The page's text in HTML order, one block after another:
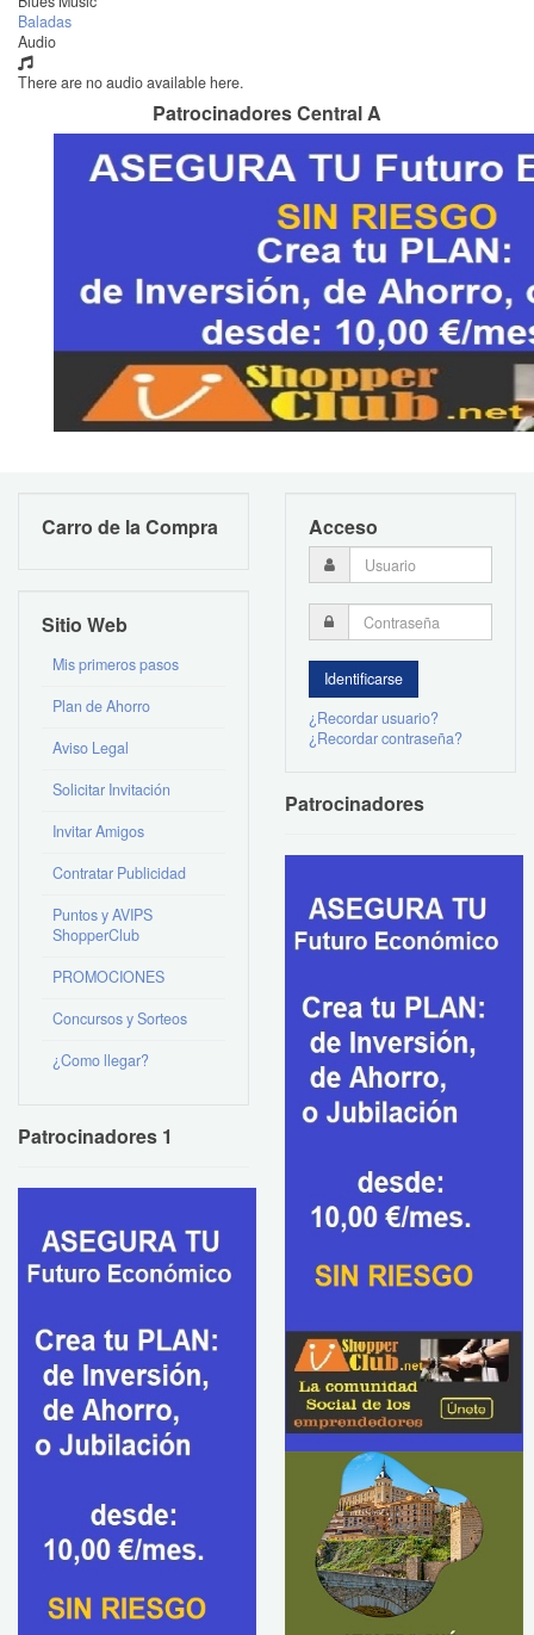
Baladas
Audio
There are no audio available here.
Patrocinadores Central A
Carro de la Compra
Sitio Web
Mis primeros pasos
Plan de Ahorro
Aviso Legal
Solicitar Invitación
Invitar Amigos
Contratar Publicidad
Puntos y AVIPS
ShopperClub
PROMOCIONES
Concursos y Sorteos
¿Como llegar?
Patrocinadores 1
Acceso
¿Recordar usuario?
¿Recordar contraseña?
Patrocinadores